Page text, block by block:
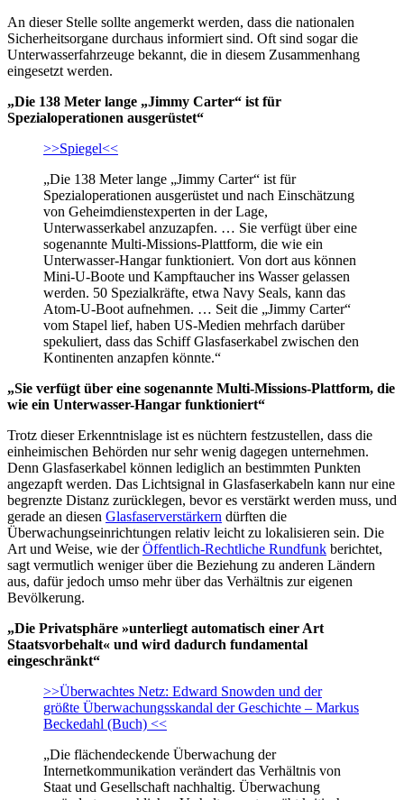
An dieser Stelle sollte angemerkt werden, dass die nationalen
Sicherheitsorgane durchaus informiert sind. Oft sind sogar die
Unterwasserfahrzeuge bekannt, die in diesem Zusammenhang
eingesetzt werden.
„Die 138 Meter lange „Jimmy Carter“ ist für
Spezialoperationen ausgerüstet“
>>Spiegel<<
„Die 138 Meter lange „Jimmy Carter“ ist für
Spezialoperationen ausgerüstet und nach Einschätzung
von Geheimdienstexperten in der Lage,
Unterwasserkabel anzuzapfen. … Sie verfügt über eine
sogenannte Multi-Missions-Plattform, die wie ein
Unterwasser-Hangar funktioniert. Von dort aus können
Mini-U-Boote und Kampftaucher ins Wasser gelassen
werden. 50 Spezialkräfte, etwa Navy Seals, kann das
Atom-U-Boot aufnehmen. … Seit die „Jimmy Carter“
vom Stapel lief, haben US-Medien mehrfach darüber
spekuliert, dass das Schiff Glasfaserkabel zwischen den
Kontinenten anzapfen könnte.“
„Sie verfügt über eine sogenannte Multi-Missions-Plattform, die
wie ein Unterwasser-Hangar funktioniert“
Trotz dieser Erkenntnislage ist es nüchtern festzustellen, dass die
einheimischen Behörden nur sehr wenig dagegen unternehmen.
Denn Glasfaserkabel können lediglich an bestimmten Punkten
angezapft werden. Das Lichtsignal in Glasfaserkabeln kann nur eine
begrenzte Distanz zurücklegen, bevor es verstärkt werden muss, und
gerade an diesen Glasfaserverstärkern dürften die
Überwachungseinrichtungen relativ leicht zu lokalisieren sein. Die
Art und Weise, wie derÖffentlich-Rechtliche Rundfunk berichtet,
sagt vermutlich weniger über die Beziehung zu anderen Ländern
aus, dafür jedoch umso mehr über das Verhältnis zur eigenen
Bevölkerung.
„Die Privatsphäre »unterliegt automatisch einer Art
Staatsvorbehalt« und wird dadurch fundamental
eingeschränkt“
>>Überwachtes Netz: Edward Snowden und der
größte Überwachungsskandal der Geschichte – Markus
Beckedahl (Buch) <<
„Die flächendeckende Überwachung der
Internetkommunikation verändert das Verhältnis von
Staat und Gesellschaft nachhaltig. Überwachung